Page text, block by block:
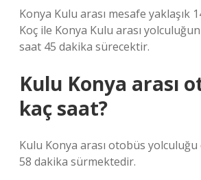
Konya Kulu arası mesafe yaklaşık
Koç ile Konya Kulu arası
saat 45 dakika sürecektir.
Kulu Konya arası
kaç saat?
Kulu Konya arası otobüs
58 dakika sürmektedir.